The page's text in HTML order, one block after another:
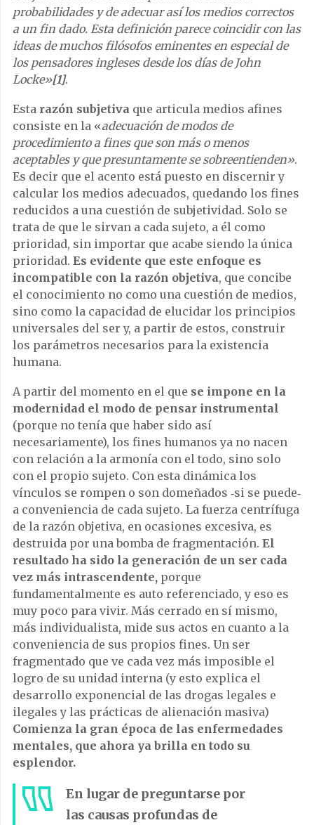
probabilidades y de adecuar así los medios correctos
a un fin dado. Esta definición parece coincidir con las
ideas de muchos filósofos eminentes en especial de
los pensadores ingleses desde los días de John
Locke»[1].
Esta razón subjetiva que articula medios afines
consiste en la «adecuación de modos de
procedimiento a fines que son más o menos
aceptables y que presuntamente se sobreentienden».
Es decir que el acento está puesto en discernir y
calcular los medios adecuados, quedando los fines
reducidos a una cuestión de subjetividad. Solo se
trata de que le sirvan a cada sujeto, a él como
prioridad, sin importar que acabe siendo la única
prioridad. Es evidente que este enfoque es
incompatible con la razón objetiva, que concibe
el conocimiento no como una cuestión de medios,
sino como la capacidad de elucidar los principios
universales del ser y, a partir de estos, construir
los parámetros necesarios para la existencia
humana.
A partir del momento en el que se impone en la
modernidad el modo de pensar instrumental
(porque no tenía que haber sido así
necesariamente), los fines humanos ya no nacen
con relación a la armonía con el todo, sino solo
con el propio sujeto. Con esta dinámica los
vínculos se rompen o son domeñados ‑si se puede‑
a conveniencia de cada sujeto. La fuerza centrífuga
de la razón objetiva, en ocasiones excesiva, es
destruida por una bomba de fragmentación. El
resultado ha sido la generación de un ser cada
vez más intrascendente, porque
fundamentalmente es auto referenciado, y eso es
muy poco para vivir. Más cerrado en sí mismo,
más individualista, mide sus actos en cuanto a la
conveniencia de sus propios fines. Un ser
fragmentado que ve cada vez más imposible el
logro de su unidad interna (y esto explica el
desarrollo exponencial de las drogas legales e
ilegales y las prácticas de alienación masiva)
Comienza la gran época de las enfermedades
mentales, que ahora ya brilla en todo su
esplendor.
En lugar de preguntarse por
las causas profundas de